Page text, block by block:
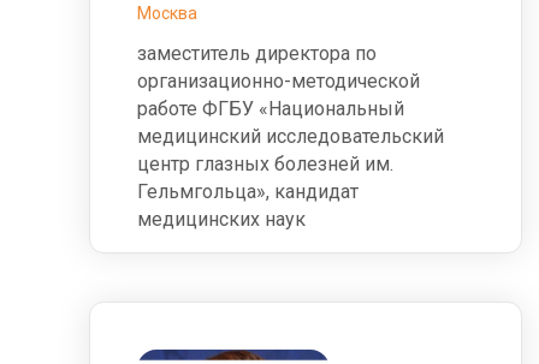
Москва
заместитель директора по
организационно-методической
работе ФГБУ «Национальный
медицинский исследовательский
центр глазных болезней им.
Гельмгольца», кандидат
медицинских наук